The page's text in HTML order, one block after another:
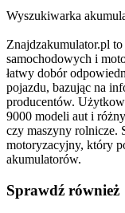
Wyszukiwarka
Znajdzakumulator.pl
samochodowych i
łatwy dobór
pojazdu, bazując na
producentów.
9000 modeli aut i
czy maszyny rolnicze.
motoryzacyjny, który
akumulatorów.
Sprawdź również